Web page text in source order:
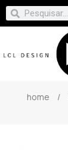
home /